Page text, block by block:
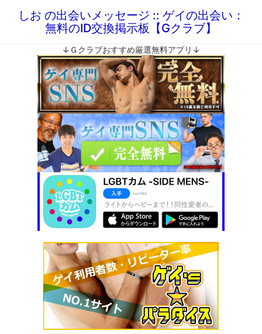
しお の出会いメッセージ :: ゲイの出会い：
無料のID交換掲示板【Gクラブ】
↓Ｇクラブおすすめ厳選無料アプリ↓